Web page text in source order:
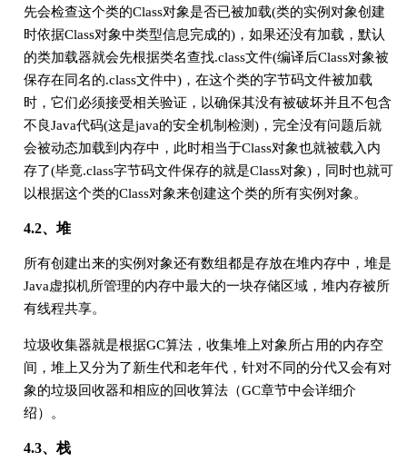
先会检查这个类的Class对象是否已被加载(类的实例对象创建
时依据Class对象中类型信息完成的)，如果还没有加载，默认
的类加载器就会先根据类名查找.class文件(编译后Class对象被
保存在同名的.class文件中)，在这个类的字节码文件被加载
时，它们必须接受相关验证，以确保其没有被破坏并且不包含
不良Java代码(这是java的安全机制检测)，完全没有问题后就
会被动态加载到内存中，此时相当于Class对象也就被载入内
存了(毕竟.class字节码文件保存的就是Class对象)，同时也就可
以根据这个类的Class对象来创建这个类的所有实例对象。
4.2、堆
所有创建出来的实例对象还有数组都是存放在堆内存中，堆是
Java虚拟机所管理的内存中最大的一块存储区域，堆内存被所
有线程共享。
垃圾收集器就是根据GC算法，收集堆上对象所占用的内存空
间，堆上又分为了新生代和老年代，针对不同的分代又会有对
象的垃圾回收器和相应的回收算法（GC章节中会详细介
绍）。
4.3、栈